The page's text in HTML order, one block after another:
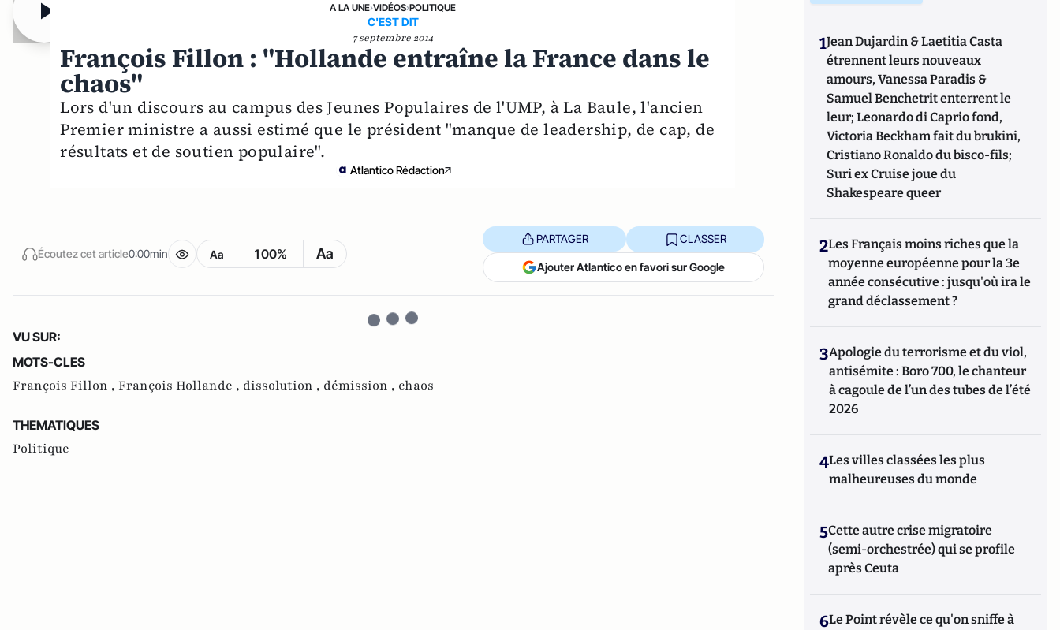
A LA UNE›VIDÉOS›POLITIQUE
C'EST DIT
7 septembre 2014
François Fillon : "Hollande entraîne la France dans le
chaos"
Lors d'un discours au campus des Jeunes Populaires de l'UMP, à La Baule, l'ancien
Premier ministre a aussi estimé que le président "manque de leadership, de cap, de
résultats et de soutien populaire".
Atlantico Rédaction
Écoutez cet article0:00min Aa 100% Aa
PARTAGER CLASSER
Ajouter Atlantico en favori sur Google
VU SUR:
MOTS-CLES
François Fillon , François Hollande , dissolution , démission , chaos
THEMATIQUES
Politique
1Jean Dujardin & Laetitia Casta
étrennent leurs nouveaux
amours, Vanessa Paradis &
Samuel Benchetrit enterrent le
leur; Leonardo di Caprio fond,
Victoria Beckham fait du brukini,
Cristiano Ronaldo du bisco-fils;
Suri ex Cruise joue du
Shakespeare queer
2Les Français moins riches que la
moyenne européenne pour la 3e
année consécutive : jusqu'où ira le
grand déclassement ?
3Apologie du terrorisme et du viol,
antisémite : Boro 700, le chanteur
à cagoule de l’un des tubes de l’été
2026
4Les villes classées les plus
malheureuses du monde
5Cette autre crise migratoire
(semi-orchestrée) qui se profile
après Ceuta
6Le Point révèle ce qu'on sniffe à